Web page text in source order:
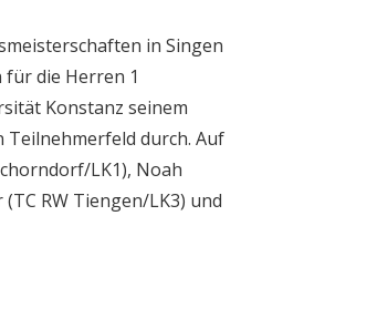
in Singen
für die Herren 1
Konstanz seinem
durch. Auf
LK1), Noah
RW Tiengen/LK3) und